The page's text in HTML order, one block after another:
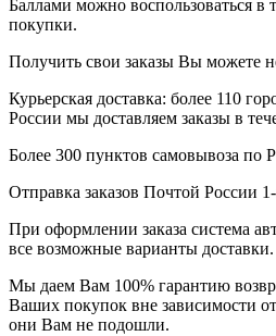
Баллами можно воспользоваться в
покупки.
Получить свои заказы Вы можете
Курьерская доставка: более 110
России мы доставляем заказы в
Более 300 пунктов самовывоза по
Отправка заказов Почтой России
При оформлении заказа система
все возможные варианты доставки.
Мы даем Вам 100% гарантию
Ваших покупок вне зависимости
они Вам не подошли.